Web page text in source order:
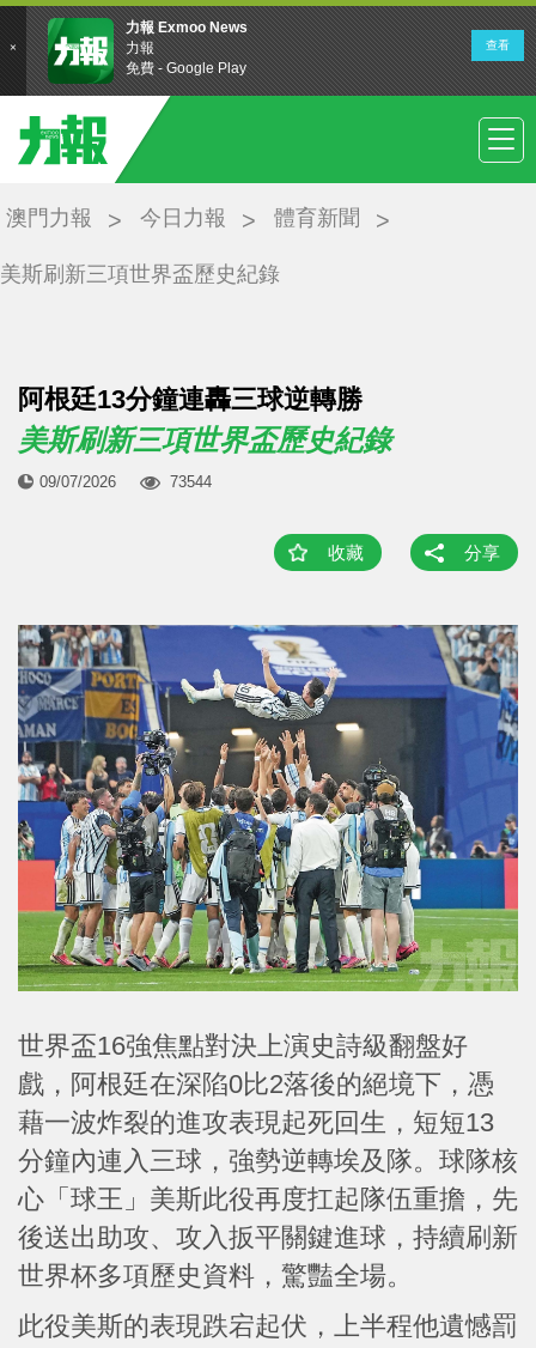
澳門力報 今日力報 體育新聞
美斯刷新三項世界盃歷史紀錄
阿根廷13分鐘連轟三球逆轉勝
美斯刷新三項世界盃歷史紀錄
09/07/2026 73544
收藏 分享
世界盃16強焦點對決上演史詩級翻盤好
戲，阿根廷在深陷0比2落後的絕境下，憑
藉一波炸裂的進攻表現起死回生，短短13
分鐘內連入三球，強勢逆轉埃及隊。球隊核
心「球王」美斯此役再度扛起隊伍重擔，先
後送出助攻、攻入扳平關鍵進球，持續刷新
世界杯多項歷史資料，驚豔全場。
此役美斯的表現跌宕起伏，上半程他遺憾罰